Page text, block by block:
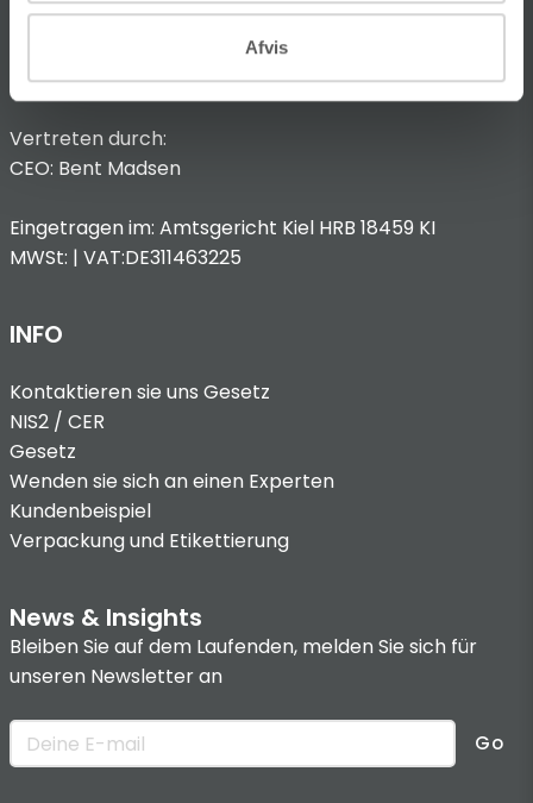
Afvis
@:dach@folsgaard.com
Vertreten durch:
CEO: Bent Madsen
Eingetragen im: Amtsgericht Kiel HRB 18459 KI
MWSt: | VAT:DE311463225
INFO
Kontaktieren sie uns Gesetz
NIS2 / CER
Gesetz
Wenden sie sich an einen Experten
Kundenbeispiel
Verpackung und Etikettierung
News & Insights
Bleiben Sie auf dem Laufenden, melden Sie sich für
unseren Newsletter an
Go